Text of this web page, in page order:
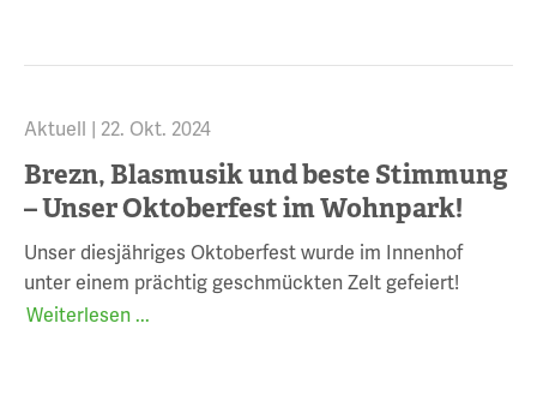
Aktuell | 22. Okt. 2024
Brezn, Blasmusik und beste Stimmung
– Unser Oktoberfest im Wohnpark!
Unser diesjähriges Oktoberfest wurde im Innenhof
unter einem prächtig geschmückten Zelt gefeiert!
Weiterlesen ...